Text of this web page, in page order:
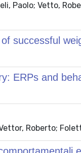
Paolo; Vetto,
successful
ERPs and
Roberto;